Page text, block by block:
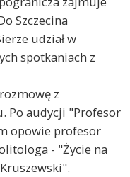
Szczecina
udział w
spotkaniach z
z
Po audycji "Profesor
opowie profesor
- "Życie na